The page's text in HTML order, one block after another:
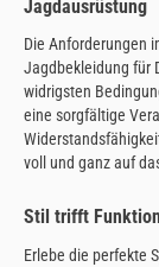
Jagdausrüstung
Die Anforderungen
Jagdbekleidung für
widrigsten
eine sorgfältige
voll und ganz auf
Stil trifft
Erlebe die perfekte